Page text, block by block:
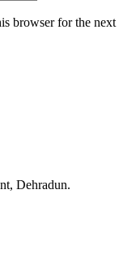
browser for the next
Dehradun.